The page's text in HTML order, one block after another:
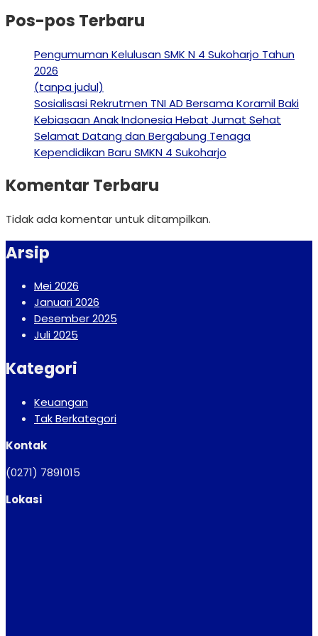
Pos-pos Terbaru
Pengumuman Kelulusan SMK N 4 Sukoharjo Tahun
2026
(tanpa judul)
Sosialisasi Rekrutmen TNI AD Bersama Koramil Baki
Kebiasaan Anak Indonesia Hebat Jumat Sehat
Selamat Datang dan Bergabung Tenaga
Kependidikan Baru SMKN 4 Sukoharjo
Komentar Terbaru
Tidak ada komentar untuk ditampilkan.
Arsip
Mei 2026
Januari 2026
Desember 2025
Juli 2025
Kategori
Keuangan
Tak Berkategori
Kontak
(0271) 7891015
Lokasi